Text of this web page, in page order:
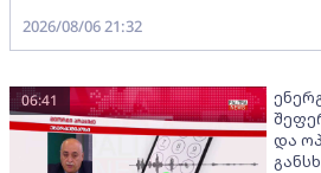
2026/08/06 21:32
და
06:41